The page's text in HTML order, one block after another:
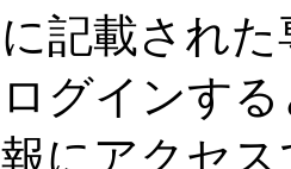
に記載され
ログインす
報にアクセ